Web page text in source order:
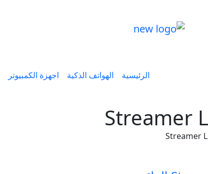
الرئيسية الهواتف الذكية اجهزة الكمبيوتر
Streamer
Streamer